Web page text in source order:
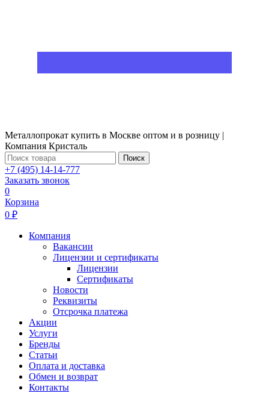
Металлопрокат купить в Москве оптом и в розницу |
Компания Кристаль
Поиск
+7 (495) 14-14-777
Заказать звонок
0
Корзина
0 ₽
Компания
Вакансии
Лицензии и сертификаты
Лицензии
Сертификаты
Новости
Реквизиты
Отсрочка платежа
Акции
Услуги
Бренды
Статьи
Оплата и доставка
Обмен и возврат
Контакты